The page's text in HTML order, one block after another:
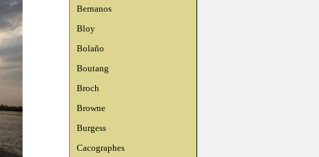
Bernanos
Bloy
Bolaño
Boutang
Broch
Browne
Burgess
Cacographes